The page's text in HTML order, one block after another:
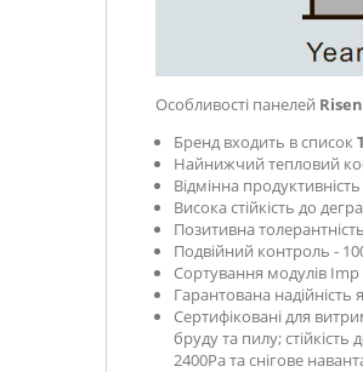
Особливості панелей
Бренд входить в список
Найнижчий тепловий
Відмінна
Висока стійкість до
Позитивна
Подвійний контроль -
Сортування модулів Imp
Гарантована надійність
Сертифіковані для
бруду та пилу;
2400Ра та снігове